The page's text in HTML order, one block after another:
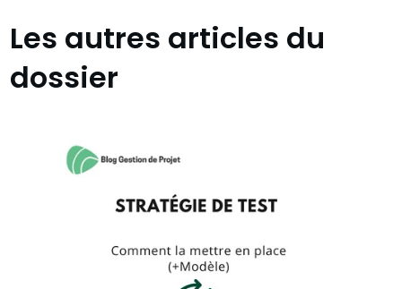
Les autres articles du
dossier